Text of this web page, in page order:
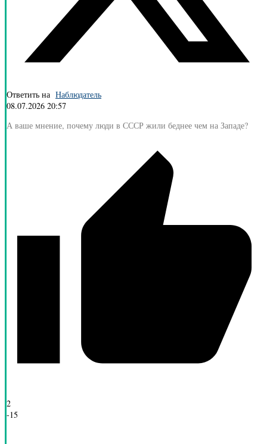
Ответить на Наблюдатель
08.07.2026 20:57
А ваше мнение, почему люди в СССР жили беднее чем на Западе?
2
-15